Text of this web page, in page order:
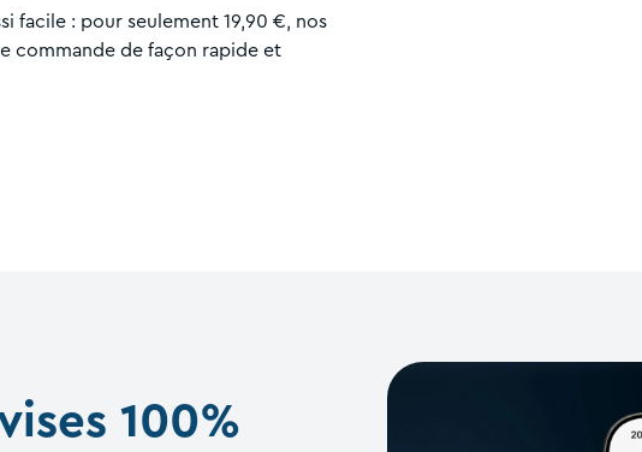
facile : pour seulement 19,90 €, nos
commande de façon rapide et
100%